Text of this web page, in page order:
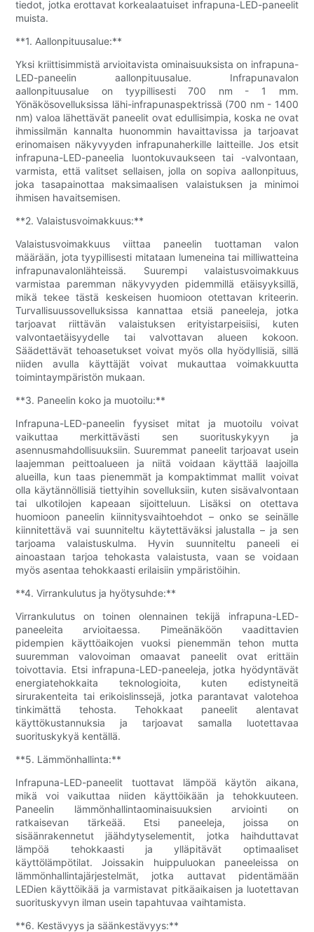
tiedot, jotka erottavat korkealaatuiset infrapuna-LED-paneelit
muista.
**1. Aallonpituusalue:**
Yksi kriittisimmistä arvioitavista ominaisuuksista on infrapuna-
LED-paneelin aallonpituusalue. Infrapunavalon
aallonpituusalue on tyypillisesti 700 nm - 1 mm.
Yönäkösovelluksissa lähi-infrapunaspektrissä (700 nm - 1400
nm) valoa lähettävät paneelit ovat edullisimpia, koska ne ovat
ihmissilmän kannalta huonommin havaittavissa ja tarjoavat
erinomaisen näkyvyyden infrapunaherkille laitteille. Jos etsit
infrapuna-LED-paneelia luontokuvaukseen tai -valvontaan,
varmista, että valitset sellaisen, jolla on sopiva aallonpituus,
joka tasapainottaa maksimaalisen valaistuksen ja minimoi
ihmisen havaitsemisen.
**2. Valaistusvoimakkuus:**
Valaistusvoimakkuus viittaa paneelin tuottaman valon
määrään, jota tyypillisesti mitataan lumeneina tai milliwatteina
infrapunavalonlähteissä. Suurempi valaistusvoimakkuus
varmistaa paremman näkyvyyden pidemmillä etäisyyksillä,
mikä tekee tästä keskeisen huomioon otettavan kriteerin.
Turvallisuussovelluksissa kannattaa etsiä paneeleja, jotka
tarjoavat riittävän valaistuksen erityistarpeisiisi, kuten
valvontaetäisyydelle tai valvottavan alueen kokoon.
Säädettävät tehoasetukset voivat myös olla hyödyllisiä, sillä
niiden avulla käyttäjät voivat mukauttaa voimakkuutta
toimintaympäristön mukaan.
**3. Paneelin koko ja muotoilu:**
Infrapuna-LED-paneelin fyysiset mitat ja muotoilu voivat
vaikuttaa merkittävästi sen suorituskykyyn ja
asennusmahdollisuuksiin. Suuremmat paneelit tarjoavat usein
laajemman peittoalueen ja niitä voidaan käyttää laajoilla
alueilla, kun taas pienemmät ja kompaktimmat mallit voivat
olla käytännöllisiä tiettyihin sovelluksiin, kuten sisävalvontaan
tai ulkotilojen kapeaan sijoitteluun. Lisäksi on otettava
huomioon paneelin kiinnitysvaihtoehdot – onko se seinälle
kiinnitettävä vai suunniteltu käytettäväksi jalustalla – ja sen
tarjoama valaistuskulma. Hyvin suunniteltu paneeli ei
ainoastaan ​​tarjoa tehokasta valaistusta, vaan se voidaan
myös asentaa tehokkaasti erilaisiin ympäristöihin.
**4. Virrankulutus ja hyötysuhde:**
Virrankulutus on toinen olennainen tekijä infrapuna-LED-
paneeleita arvioitaessa. Pimeänäköön vaadittavien
pidempien käyttöaikojen vuoksi pienemmän tehon mutta
suuremman valovoiman omaavat paneelit ovat erittäin
toivottavia. Etsi infrapuna-LED-paneeleja, jotka hyödyntävät
energiatehokkaita teknologioita, kuten edistyneitä
sirurakenteita tai erikoislinssejä, jotka parantavat valotehoa
tinkimättä tehosta. Tehokkaat paneelit alentavat
käyttökustannuksia ja tarjoavat samalla luotettavaa
suorituskykyä kentällä.
**5. Lämmönhallinta:**
Infrapuna-LED-paneelit tuottavat lämpöä käytön aikana,
mikä voi vaikuttaa niiden käyttöikään ja tehokkuuteen.
Paneelin lämmönhallintaominaisuuksien arviointi on
ratkaisevan tärkeää. Etsi paneeleja, joissa on
sisäänrakennetut jäähdytyselementit, jotka haihduttavat
lämpöä tehokkaasti ja ylläpitävät optimaaliset
käyttölämpötilat. Joissakin huippuluokan paneeleissa on
lämmönhallintajärjestelmät, jotka auttavat pidentämään
LEDien käyttöikää ja varmistavat pitkäaikaisen ja luotettavan
suorituskyvyn ilman usein tapahtuvaa vaihtamista.
**6. Kestävyys ja säänkestävyys:**